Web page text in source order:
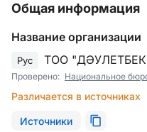
Общая информация
Название организации
Рус ТОО "ДӘУЛЕТБЕК
Проверено: Национальное
Различается в источниках
Источники